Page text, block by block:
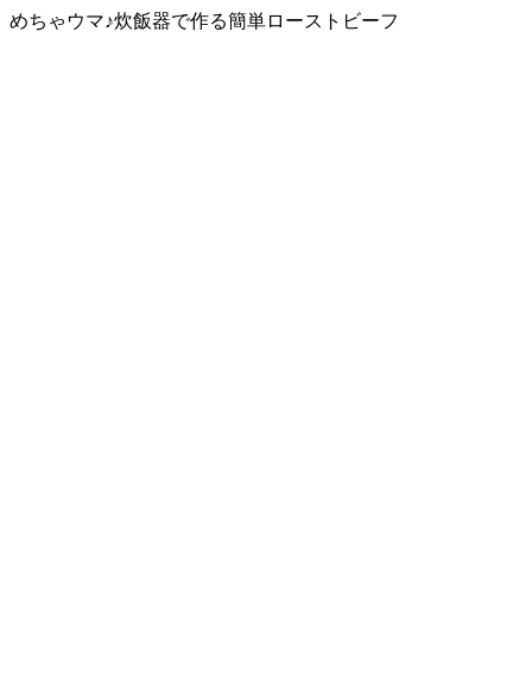
めちゃウマ♪炊飯器で作る簡単ローストビーフ